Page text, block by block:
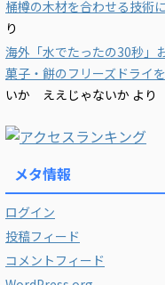
桶樽の木材を合わせる技術
り
海外「水でたったの30秒」
菓子・餅のフリーズドライ
いか ええじゃないか より
メタ情報
ログイン
投稿フィード
コメントフィード